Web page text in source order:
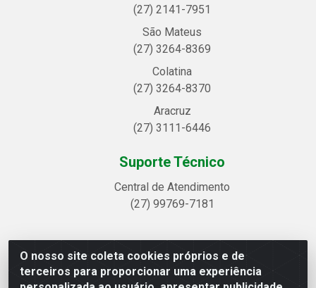
O nosso site coleta cookies próprios e de
terceiros para proporcionar uma experiência
(27) 2141-7951
São Mateus
(27) 3264-8369
Colatina
(27) 3264-8370
Aracruz
(27) 3111-6446
Suporte Técnico
Central de Atendimento
(27) 99769-7181
Linhavix Distribuidora LTDA - Avenida Alegre, 2521 -
Quadra314 Lote 05 e 07 - Shell, Linhares/ES - CEP